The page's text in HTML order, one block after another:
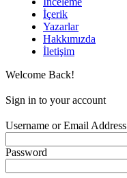
İçerik
Yazarlar
Hakkımızda
İletişim
Welcome Back!
Sign in to your account
Username or Email Address
Password